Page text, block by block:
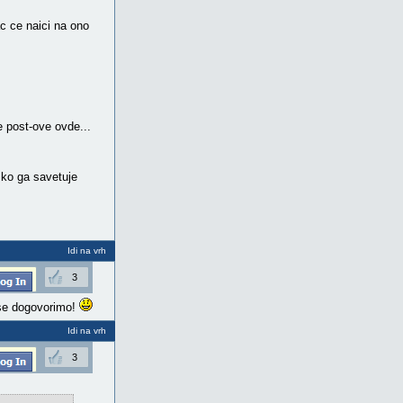
ce naici na ono
post-ove ovde...
ga savetuje
Idi na vrh
3
dogovorimo!
Idi na vrh
3